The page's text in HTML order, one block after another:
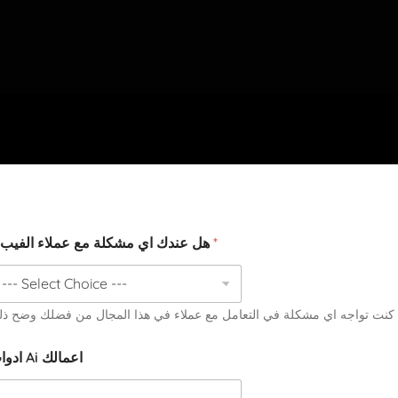
هل عندك اي مشكلة مع عملاء الفيب ؟ *
كنت تواجه اي مشكلة في التعامل مع عملاء في هذا المجال من فضلك وضح
ادوات Ai اعمالك